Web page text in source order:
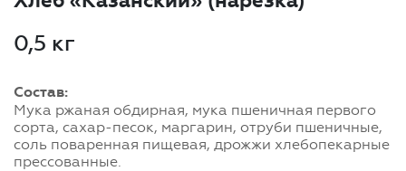
0,5 кг
Состав:
Мука ржаная обдирная, мука пшеничная первого
сорта, сахар-песок, маргарин, отруби пшеничные,
соль поваренная пищевая, дрожжи хлебопекарные
прессованные.